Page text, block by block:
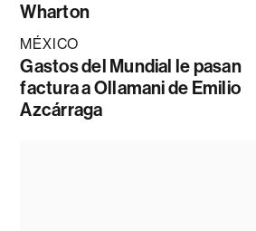
Wharton
MÉXICO
Gastos del Mundial le pasan
factura a Ollamani de Emilio
Azcárraga